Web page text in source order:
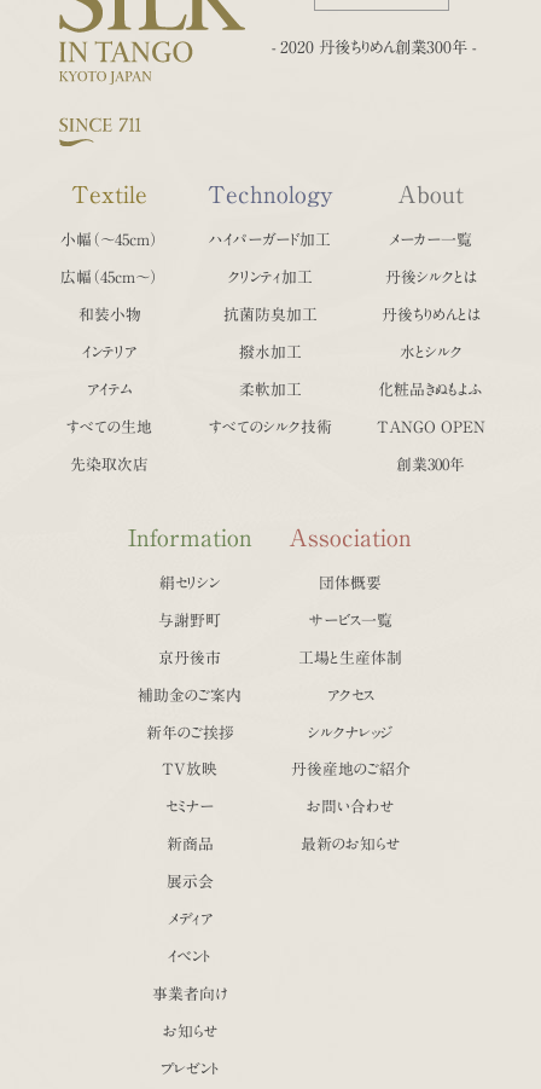
- 2020 丹後ちりめん創業300年 -
Textile
小幅（〜45cm）
広幅（45cm〜）
和装小物
インテリア
アイテム
すべての生地
先染取次店
Technology
ハイパーガード加工
クリンティ加工
抗菌防臭加工
撥水加工
柔軟加工
すべてのシルク技術
About
メーカー一覧
丹後シルクとは
丹後ちりめんとは
水とシルク
化粧品きぬもよふ
TANGO OPEN
創業300年
Information
絹セリシン
与謝野町
京丹後市
補助金のご案内
新年のご挨拶
TV放映
セミナー
新商品
展示会
メディア
イベント
事業者向け
お知らせ
プレゼント
Association
団体概要
サービス一覧
工場と生産体制
アクセス
シルクナレッジ
丹後産地のご紹介
お問い合わせ
最新のお知らせ